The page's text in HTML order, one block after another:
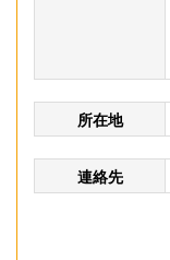
所在地
連絡先